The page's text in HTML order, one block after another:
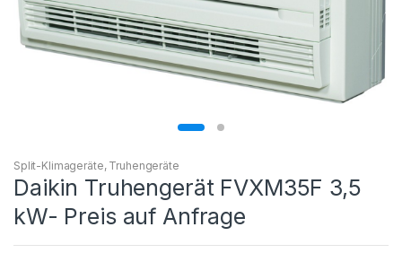
Split-Klimageräte, Truhengeräte
Daikin Truhengerät FVXM35F 3,5
kW- Preis auf Anfrage